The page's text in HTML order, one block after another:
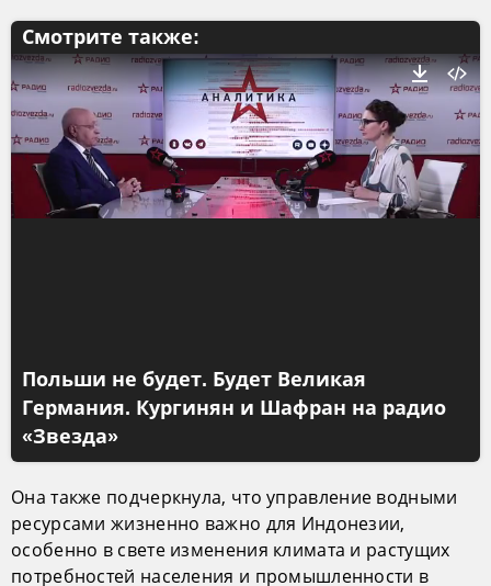
Смотрите также:
Польши не будет. Будет Великая
Германия. Кургинян и Шафран на радио
«Звезда»
Она также подчеркнула, что управление водными
ресурсами жизненно важно для Индонезии,
особенно в свете изменения климата и растущих
потребностей населения и промышленности в